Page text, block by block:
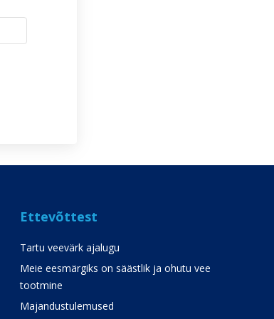
Ettevõttest
Tartu veevärk ajalugu
Meie eesmärgiks on säästlik ja ohutu vee
tootmine
Majandustulemused